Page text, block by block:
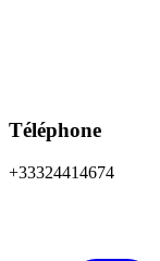
Téléphone
+33324414674